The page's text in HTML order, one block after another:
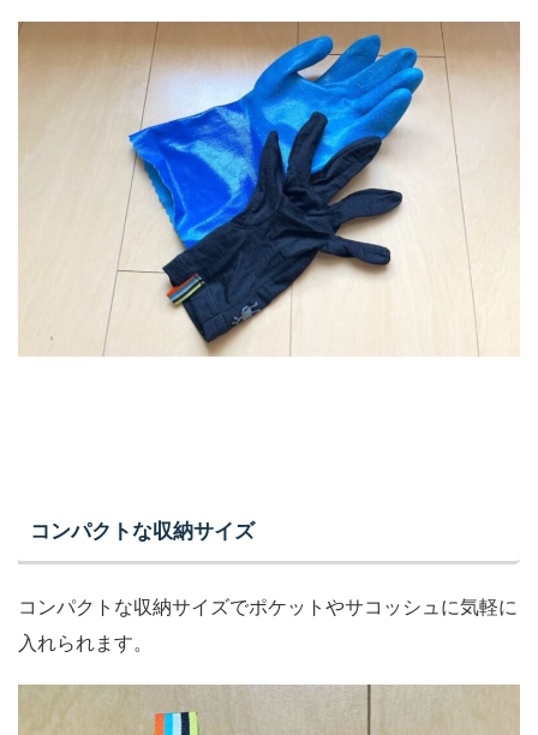
コンパクトな収納サイズ
コンパクトな収納サイズでポケットやサコッシュに気軽に
入れられます。